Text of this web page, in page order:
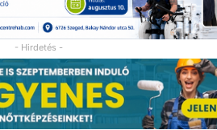
- Hirdetés -